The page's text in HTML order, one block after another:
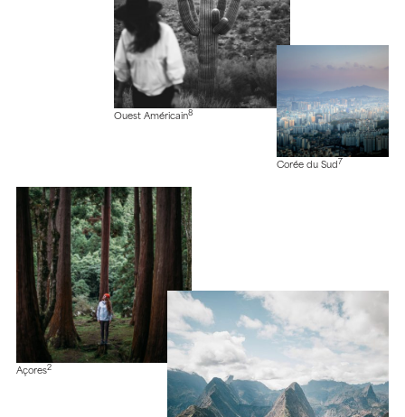
Ouest Américain8
Corée du Sud 7
Açores2